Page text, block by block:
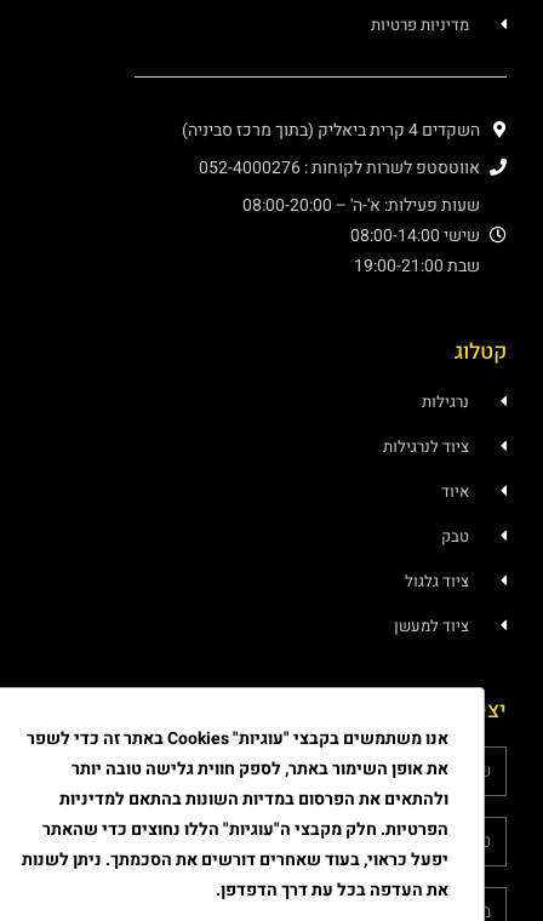
מדיניות פרטיות
השקדים 4 קרית ביאליק (בתוך מרכז סביניה)
אווטסטפ לשרות לקוחות : 052-4000276
שעות פעילות: א'-ה' – 08:00-20:00
שישי 08:00-14:00
שבת 19:00-21:00
קטלוג
נרגילות
ציוד לנרגילות
איוד
טבק
ציוד גלגול
ציוד למעשן
יצירת קשר
אנו משתמשים בקבצי "עוגיות" Cookies באתר זה כדי לשפר
את אופן השימור באתר, לספק חווית גלישה טובה יותר
ולהתאים את הפרסום במדיות השונות בהתאם למדיניות
הפרטיות. חלק מקבצי ה"עוגיות" הללו נחוצים כדי שהאתר
יפעל כראוי, בעוד שאחרים דורשים את הסכמתך. ניתן לשנות
את העדפה בכל עת דרך הדפדפן.